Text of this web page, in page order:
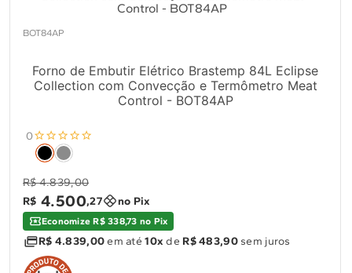
BOT84AP
Forno de Embutir Elétrico Brastemp 84L Eclipse
Collection com Convecção e Termômetro Meat
Control - BOT84AP
0
R$ 4.839,00
R$ 4.500,27 no Pix
Economize R$ 338,73 no Pix
R$ 4.839,00em até10x de R$ 483,90sem juros